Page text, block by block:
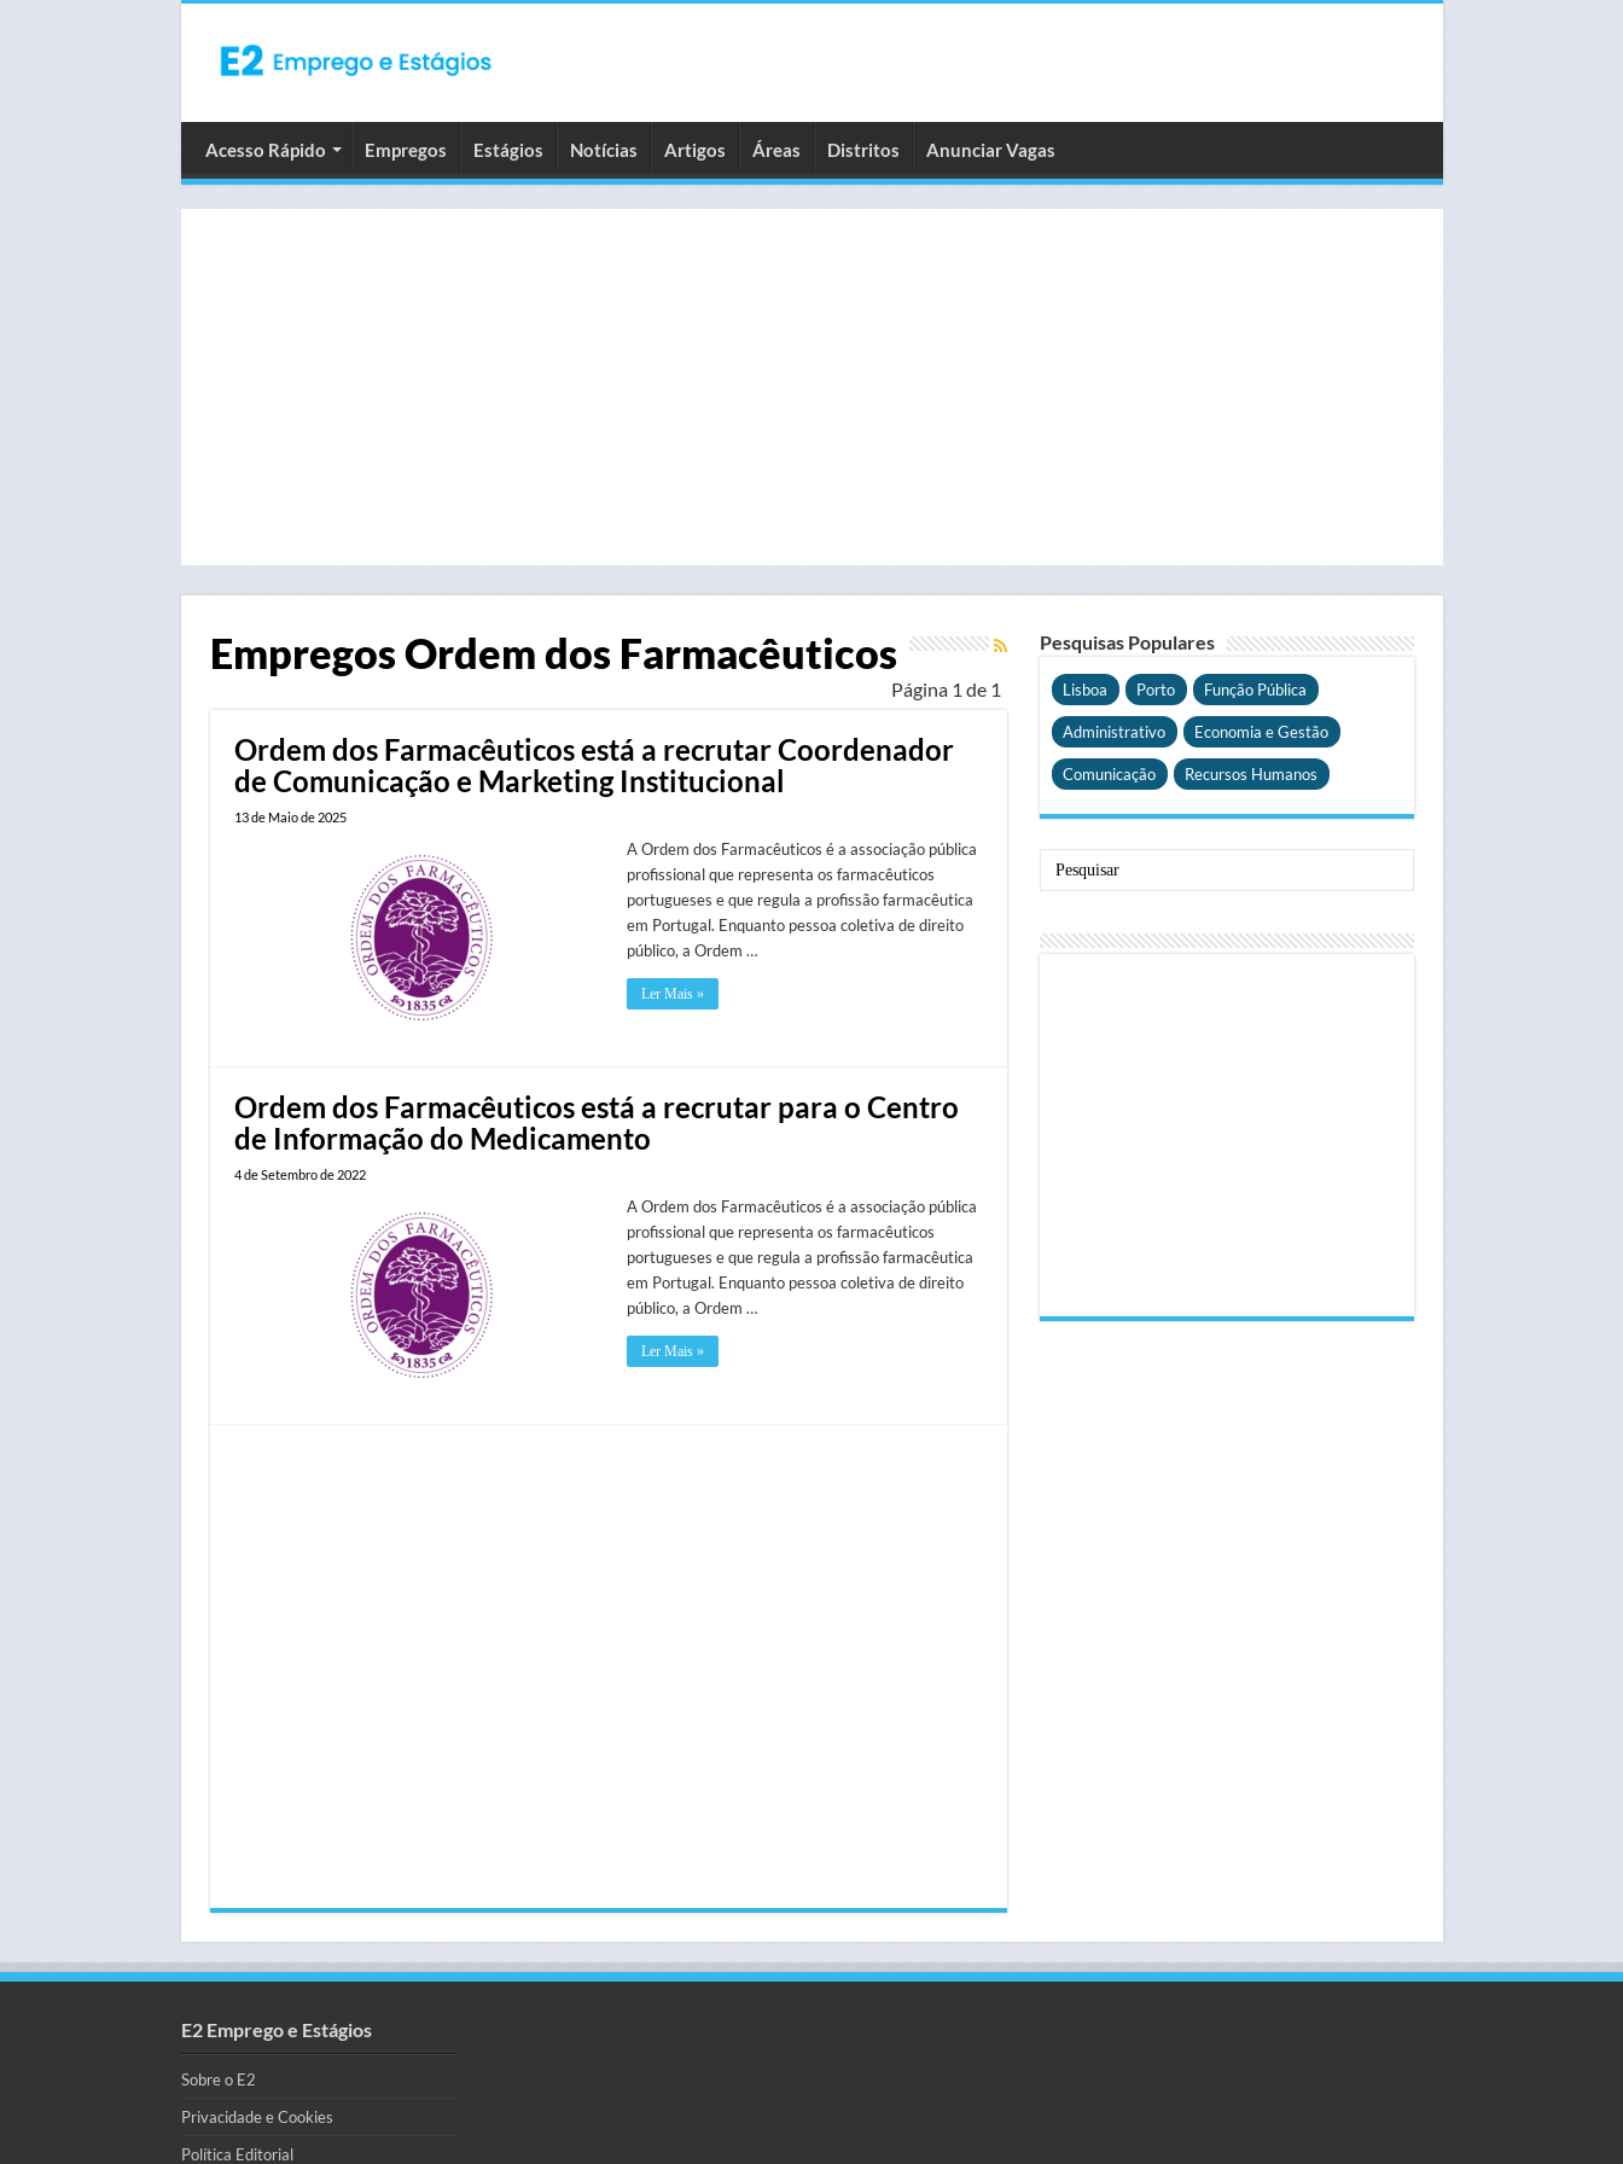
Acesso Rápido Empregos Estágios Notícias Artigos Áreas Distritos Anunciar Vagas
EmpregosOrdem dos Farmacêuticos
Página 1 de 1
Ordem dos Farmacêuticos está a recrutar Coordenador
de Comunicação e Marketing Institucional
13 de Maio de 2025
A Ordem dos Farmacêuticos é a associação pública
profissional que representa os farmacêuticos
portugueses e que regula a profissão farmacêutica
em Portugal. Enquanto pessoa coletiva de direito
público, a Ordem …
Ler Mais »
Ordem dos Farmacêuticos está a recrutar para o Centro
de Informação do Medicamento
4 de Setembro de 2022
A Ordem dos Farmacêuticos é a associação pública
profissional que representa os farmacêuticos
portugueses e que regula a profissão farmacêutica
em Portugal. Enquanto pessoa coletiva de direito
público, a Ordem …
Ler Mais »
Pesquisas Populares
Lisboa Porto Função Pública
Administrativo Economia e Gestão
Comunicação Recursos Humanos
E2 Emprego e Estágios
Sobre o E2
Privacidade e Cookies
Política Editorial